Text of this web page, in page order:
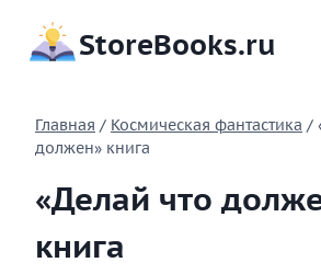
содержимому
StoreBooks.ru
Главная / Космическая фантастика /
должен» книга
«Делай что
книга